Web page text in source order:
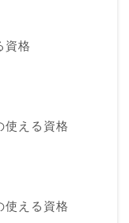
資格
使える資格
使える資格